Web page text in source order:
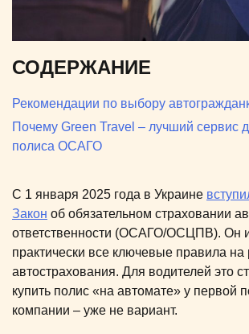
СОДЕРЖАНИЕ
Рекомендации по выбору
Почему Green Travel – лучший сервис
полиса ОСАГО
С 1 января 2025 года в Украине
Закон об обязательном страховании
ответственности (ОСАГО/ОСЦПВ). Он
практически все ключевые правила на
автострахования. Для водителей это
купить полис «на автомате» у первой
компании – уже не вариант.